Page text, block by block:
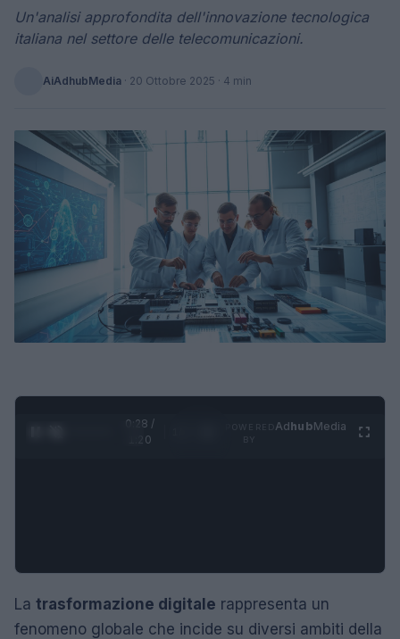
Un'analisi approfondita dell'innovazione tecnologica
italiana nel settore delle telecomunicazioni.
AiAdhubMedia · 20 Ottobre 2025 · 4 min
0:29 /
1:20
AdhubMedia
La trasformazione digitale rappresenta un
fenomeno globale che incide su diversi ambiti della